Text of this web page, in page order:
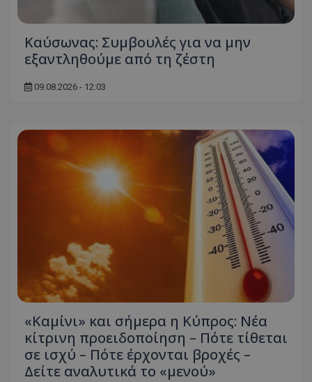
Kαύσωνας: Συμβουλές για να μην
εξαντληθούμε από τη ζέστη
09.08.2026 - 12:03
«Καμίνι» και σήμερα η Κύπρος: Νέα
κίτρινη προειδοποίηση – Πότε τίθεται
σε ισχύ – Πότε έρχονται βροχές –
Δείτε αναλυτικά το «μενού»